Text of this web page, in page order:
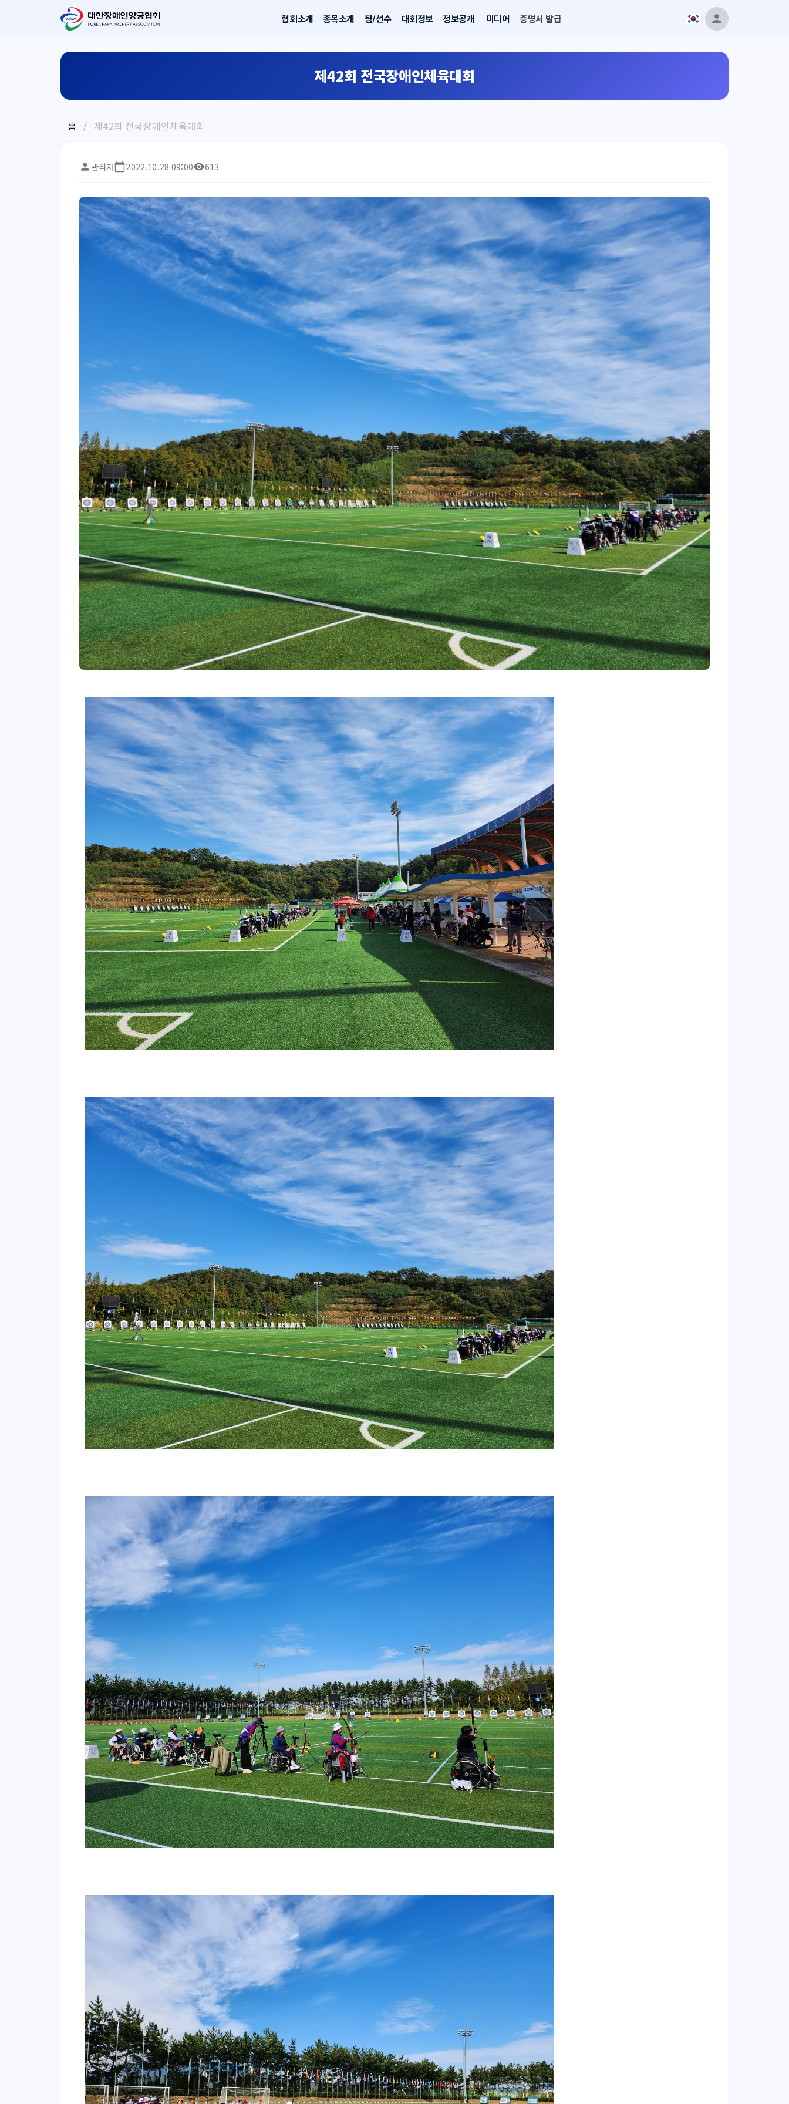
협회소개 종목소개 팀/선수 대회정보 정보공개 미디어 증명서 발급
제42회 전국장애인체육대회
홈 / 제42회 전국장애인체육대회
관리자 2022.10.28 09:00 613